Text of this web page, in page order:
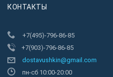
КОНТАКТЫ
+7(495)-796-86-85
+7(903)-796-86-85
dostavushkin@gmail.com
пн-сб 10:00-20:00